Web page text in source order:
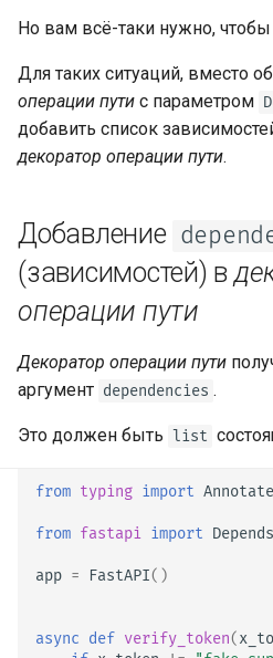
HTTP-заголовки ответа
Response - Изменение
статус-кода
Расширенная
безопасность
Прямое использование
Request
использование middleware
Подприложения — Mounts
(монтирование)
За прокси‑сервером
UI документации
(самостоятельный хостинг)
Настройка Swagger UI
Тестирование базы данных
Использование старых
статус-кодов ошибок
аутентификации 403
Request class
WebSockets
HTTPConnection class
Custom Response Classes -
File, HTML, Redirect,
Streaming, etc.
Server-Sent Events -
EventSourceResponse and
OpenAPI
Security Tools
Encoders - jsonable_encoder
Но вам всё-таки нужно,
Для таких ситуаций, вместо
операции пути с параметром
добавить список
декоратор операции пути.
Добавление
(зависимостей) в
операции пути
Декоратор операции пути
аргумент dependencies .
Это должен быть list
from typing import
from fastapi import Depends
app = FastAPI()
async def verify_token(